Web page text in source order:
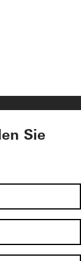
Sie